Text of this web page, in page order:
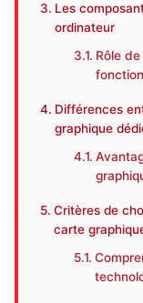
Les
ordinateur
Rôle
Différences
graphique
Critères de
carte